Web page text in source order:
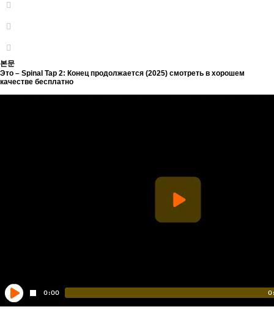
본문
Это – Spinal Tap 2: Конец продолжается (2025) смотреть в хорошем
качестве бесплатно